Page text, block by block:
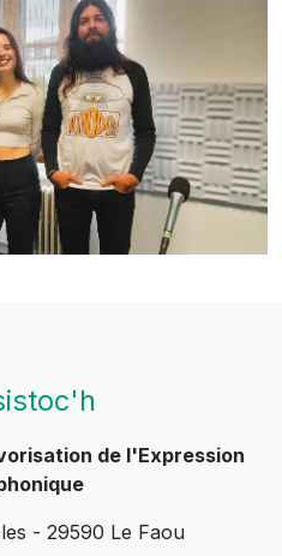
de l'Expression
- 29590 Le Faou